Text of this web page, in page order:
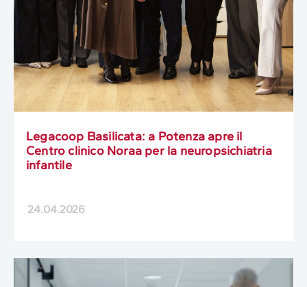
Legacoop Basilicata: a Potenza apre il
Centro clinico Noraa per la neuropsichiatria
infantile
24.04.2026